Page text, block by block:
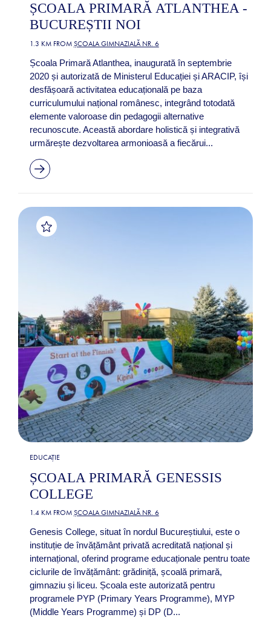
ȘCOALA PRIMARĂ ATLANTHEA -
BUCUREȘTII NOI
1.3 KM FROM ȘCOALA GIMNAZIALĂ NR. 6
Școala Primară Atlanthea, inaugurată în septembrie
2020 și autorizată de Ministerul Educației și ARACIP, își
desfășoară activitatea educațională pe baza
curriculumului național românesc, integrând totodată
elemente valoroase din pedagogii alternative
recunoscute. Această abordare holistică și integrativă
urmărește dezvoltarea armonioasă a fiecărui...
EDUCAȚIE
ȘCOALA PRIMARĂ GENESSIS
COLLEGE
1.4 KM FROM ȘCOALA GIMNAZIALĂ NR. 6
Genesis College, situat în nordul Bucureștiului, este o
instituție de învățământ privată acreditată național și
internațional, oferind programe educaționale pentru toate
ciclurile de învățământ: grădiniță, școală primară,
gimnaziu și liceu. Școala este autorizată pentru
programele PYP (Primary Years Programme), MYP
(Middle Years Programme) și DP (D...